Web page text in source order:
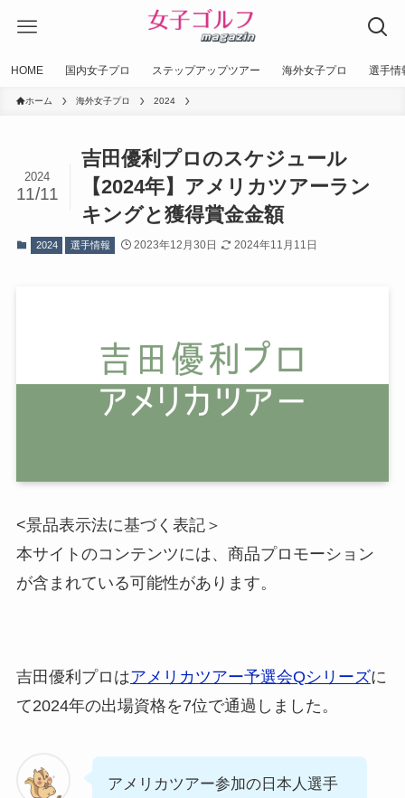
HOME 国内女子プロ ステップアップツアー 海外女子プロ 選手情
ホーム 海外女子プロ 2024
吉田優利プロのスケジュール
【2024年】アメリカツアーラン
キングと獲得賞金金額
2024
11/11
2024 選手情報 2023年12月30日 2024年11月11日
<景品表示法に基づく表記＞
本サイトのコンテンツには、商品プロモーション
が含まれている可能性があります。
吉田優利プロはアメリカツアー予選会Qシリーズに
て2024年の出場資格を7位で通過しました。
アメリカツアー参加の日本人選手